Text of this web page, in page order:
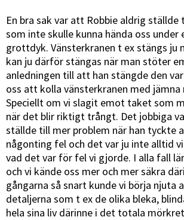
En bra sak var att Robbie aldrig
som inte skulle kunna hända oss
grottdyk. Vänsterkranen t ex stängs ju
kan ju därför stängas när man stöter
anledningen till att han stängde den
oss att kolla vänsterkranen med jämna
Speciellt om vi slagit emot taket som
när det blir riktigt trångt. Det jobbiga
ställde till mer problem när han tyckte
någonting fel och det var ju inte alltid
vad det var för fel vi gjorde. I alla fall
och vi kände oss mer och mer säkra
gångarna så snart kunde vi börja njuta
detaljerna som t ex de olika bleka,
hela sina liv därinne i det totala